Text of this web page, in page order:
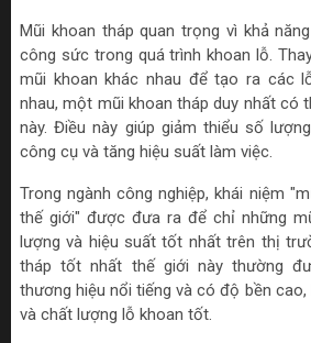
Mũi khoan tháp quan trọng vì khả
công sức trong quá trình khoan lỗ.
mũi khoan khác nhau để tạo ra các
nhau, một mũi khoan tháp duy nhất có
này. Điều này giúp giảm thiểu số
công cụ và tăng hiệu suất làm việc.
Trong ngành công nghiệp, khái niệm
thế giới" được đưa ra để chỉ những
lượng và hiệu suất tốt nhất trên thị
tháp tốt nhất thế giới này thường
thương hiệu nổi tiếng và có độ bền cao,
và chất lượng lỗ khoan tốt.